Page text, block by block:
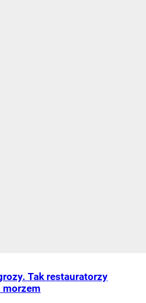
Tak restauratorzy
morzem